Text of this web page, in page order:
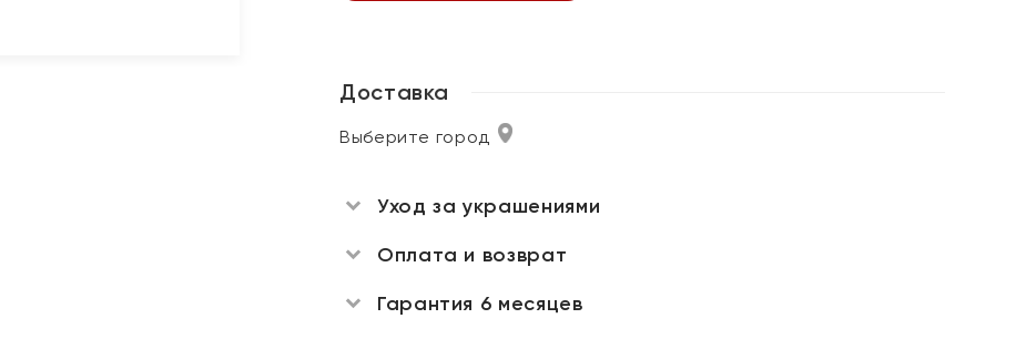
Доставка
Выберите город
Уход за украшениями
Оплата и возврат
Гарантия 6 месяцев